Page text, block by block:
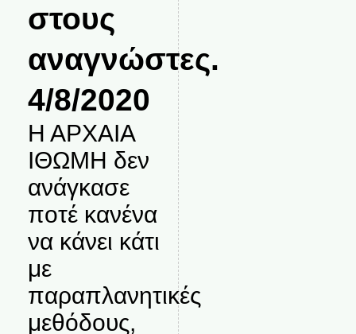
στους
αναγνώστες.
4/8/2020
Η ΑΡΧΑΙΑ
ΙΘΩΜΗ δεν
ανάγκασε
ποτέ κανένα
να κάνει κάτι
με
παραπλανητικές
μεθόδους,